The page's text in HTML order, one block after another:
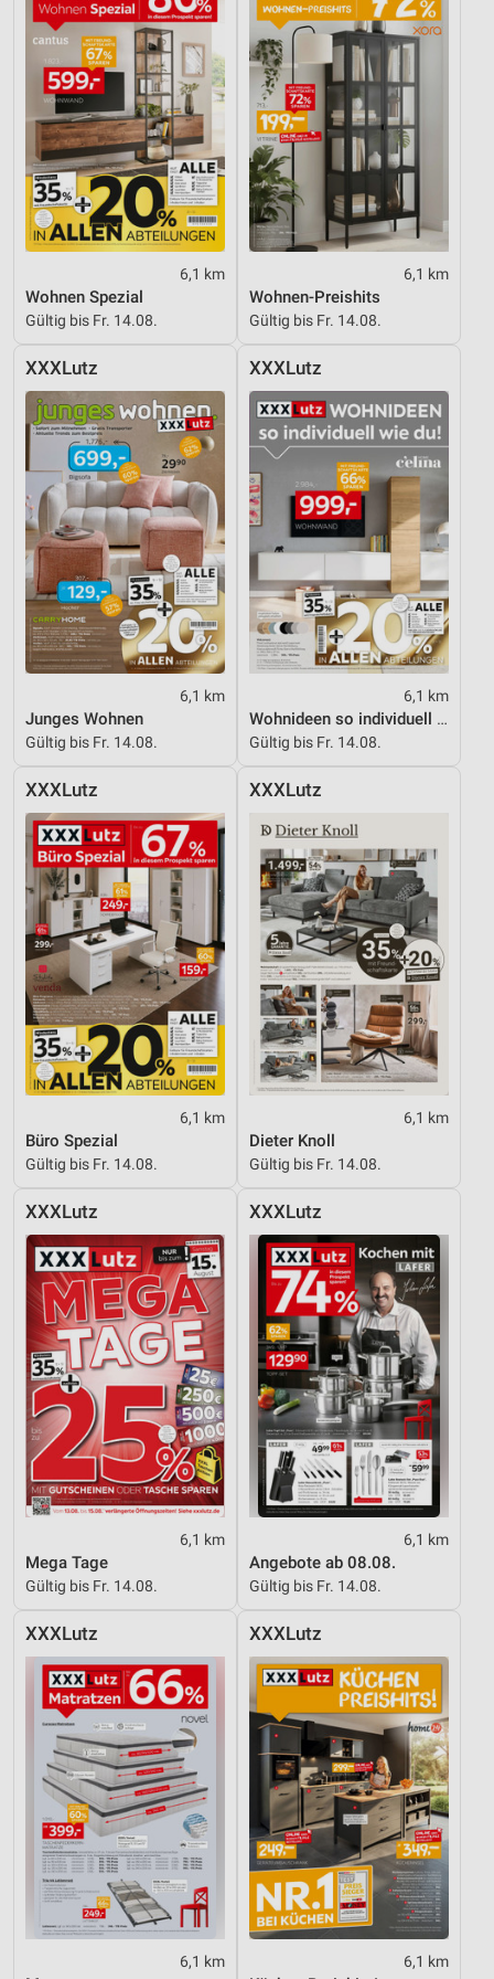
6,1 km
Wohnen Spezial
Gültig bis Fr. 14.08.
6,1 km
Wohnen-Preishits
Gültig bis Fr. 14.08.
XXXLutz
6,1 km
Junges Wohnen
Gültig bis Fr. 14.08.
XXXLutz
6,1 km
Wohnideen so individuell wie du!
Gültig bis Fr. 14.08.
XXXLutz
6,1 km
Büro Spezial
Gültig bis Fr. 14.08.
XXXLutz
6,1 km
Dieter Knoll
Gültig bis Fr. 14.08.
XXXLutz
6,1 km
Mega Tage
Gültig bis Fr. 14.08.
XXXLutz
6,1 km
Angebote ab 08.08.
Gültig bis Fr. 14.08.
XXXLutz
6,1 km
XXXLutz
6,1 km
Entwicklung und Verbesserung der Angebote
Verwendung reduzierter Daten zur Auswahl von
Inhalten
IAB-Besonderheiten:
Verwendung genauer Standortdaten
Geräte anhand von aktiv angeforderten
Informationen identifizieren
Nicht-IAB-Verarbeitungszwecke:
Performance
Funktional
Werbung